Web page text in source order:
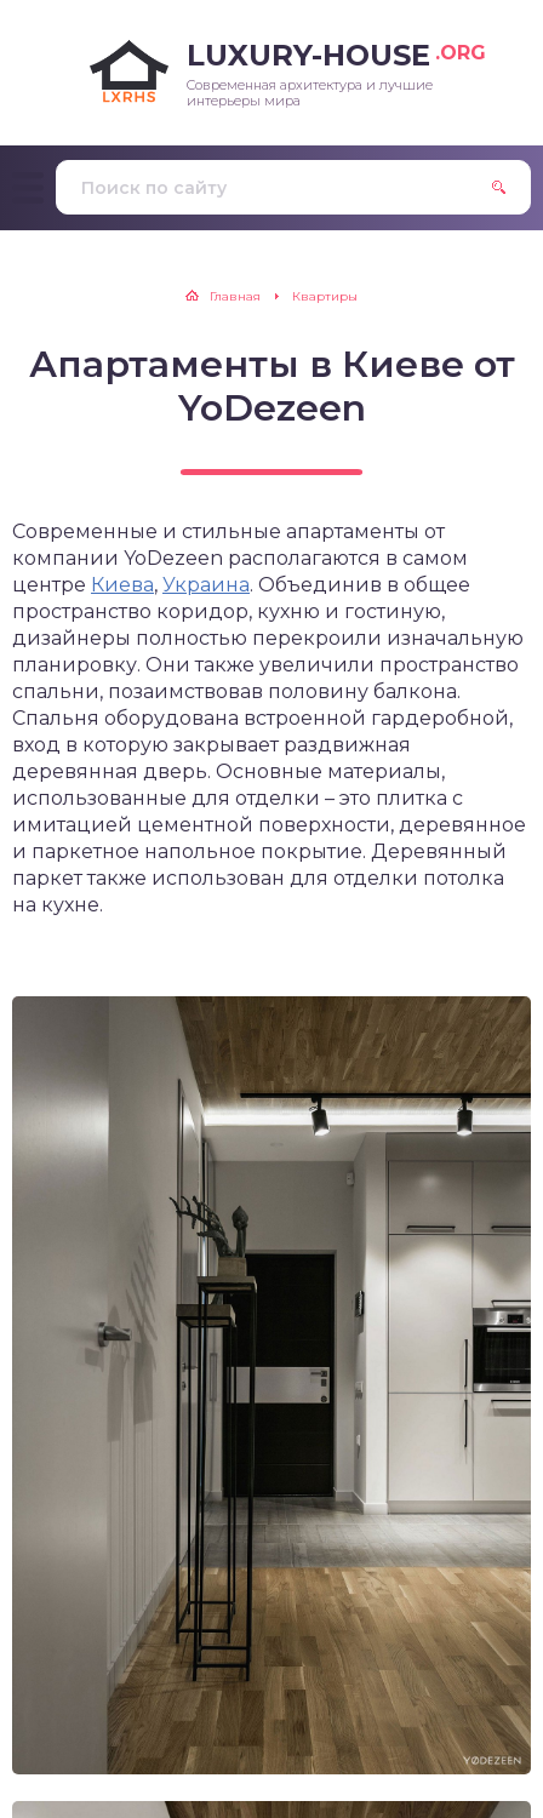
LUXURY-HOUSE .ORG
Современная архитектура и лучшие
интерьеры мира
Главная Квартиры
Апартаменты в Киеве от
YoDezeen
Современные и стильные апартаменты от
компании YoDezeen располагаются в самом
центре Киева, Украина. Объединив в общее
пространство коридор, кухню и гостиную,
дизайнеры полностью перекроили изначальную
планировку. Они также увеличили пространство
спальни, позаимствовав половину балкона.
Спальня оборудована встроенной гардеробной,
вход в которую закрывает раздвижная
деревянная дверь. Основные материалы,
использованные для отделки – это плитка с
имитацией цементной поверхности, деревянное
и паркетное напольное покрытие. Деревянный
паркет также использован для отделки потолка
на кухне.